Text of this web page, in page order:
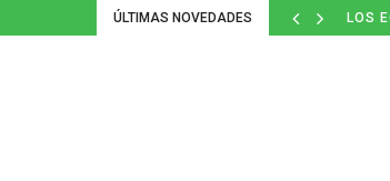
ÚLTIMAS NOVEDADES LOS